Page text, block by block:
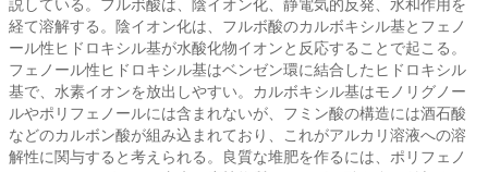
説している。フルボ酸は、陰イオン化、静電気的反発、水和作用を
経て溶解する。陰イオン化は、フルボ酸のカルボキシル基とフェノ
ール性ヒドロキシル基が水酸化物イオンと反応することで起こる。
フェノール性ヒドロキシル基はベンゼン環に結合したヒドロキシル
基で、水素イオンを放出しやすい。カルボキシル基はモノリグノー
ルやポリフェノールには含まれないが、フミン酸の構造には酒石酸
などのカルボン酸が組み込まれており、これがアルカリ溶液への溶
解性に関与すると考えられる。良質な堆肥を作るには、ポリフェノ